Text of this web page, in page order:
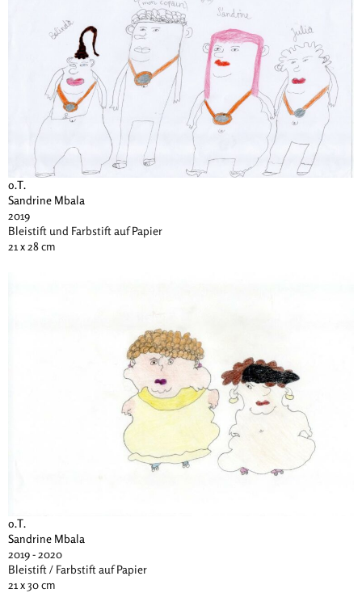
o.T.
Sandrine Mbala
2019
Bleistift und Farbstift auf Papier
21 x 28 cm
o.T.
Sandrine Mbala
2019 - 2020
Bleistift / Farbstift auf Papier
21 x 30 cm